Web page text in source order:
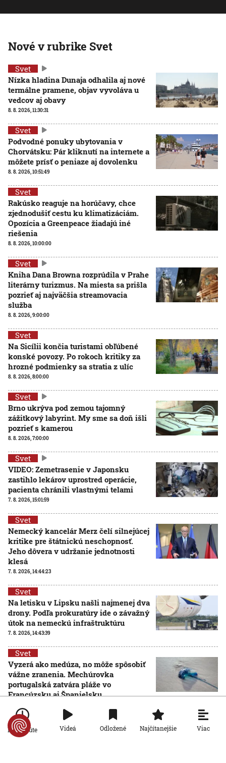
Nové v rubrike Svet
Svet
Nízka hladina Dunaja odhalila aj nové
termálne pramene, objav vyvoláva u
vedcov aj obavy
8. 8. 2026, 11:30:31
Svet
Podvodné ponuky ubytovania v
Chorvátsku: Pár kliknutí na internete a
môžete prísť o peniaze aj dovolenku
8. 8. 2026, 10:51:49
Svet
Rakúsko reaguje na horúčavy, chce
zjednodušiť cestu ku klimatizáciám.
Opozícia a Greenpeace žiadajú iné
riešenia
8. 8. 2026, 10:00:00
Svet
Kniha Dana Browna rozprúdila v Prahe
literárny turizmus. Na miesta sa prišla
pozrieť aj najväčšia streamovacia
služba
8. 8. 2026, 9:00:00
Svet
Na Sicílii končia turistami obľúbené
konské povozy. Po rokoch kritiky za
hrozné podmienky sa stratia z ulíc
8. 8. 2026, 8:00:00
Svet
Brno ukrýva pod zemou tajomný
zážitkový labyrint. My sme sa doň išli
pozrieť s kamerou
8. 8. 2026, 7:00:00
Svet
VIDEO: Zemetrasenie v Japonsku
zastihlo lekárov uprostred operácie,
pacienta chránili vlastnými telami
7. 8. 2026, 15:01:59
Svet
Nemecký kancelár Merz čelí silnejúcej
kritike pre štátnickú neschopnosť.
Jeho dôvera v udržanie jednotnosti
klesá
7. 8. 2026, 14:44:23
Svet
Na letisku v Lipsku našli najmenej dva
drony. Podľa prokuratúry ide o závažný
útok na nemeckú infraštruktúru
7. 8. 2026, 14:43:39
Svet
Vyzerá ako medúza, no môže spôsobiť
vážne zranenia. Mechúrovka
portugalská zatvára pláže vo
Francúzsku aj Španielsku
Svet
Zmeny vo verejnoprávnych médiách
Po minúte Videá Odložené Najčítanejšie Viac